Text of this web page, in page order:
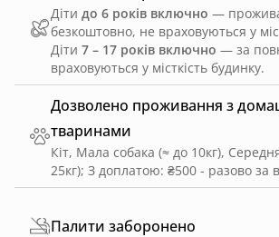
Дозволено проживання з
тваринами
Кіт, Мала собака (≈ до 10кг),
25кг); З доплатою: ₴500 - разово за
Діти до 6 років включно —
безкоштовно, не враховуються у
Діти 7 – 17 років включно — за
враховуються у місткість будинку.
Палити заборонено